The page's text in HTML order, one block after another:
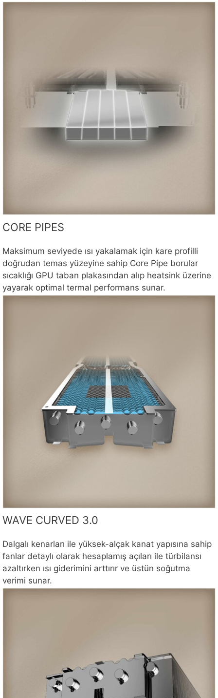
CORE PIPES
Maksimum seviyede ısı yakalamak için kare profilli
doğrudan temas yüzeyine sahip Core Pipe borular
sıcaklığı GPU taban plakasından alıp heatsink üzerine
yayarak optimal termal performans sunar.
WAVE CURVED 3.0
Dalgalı kenarları ile yüksek-alçak kanat yapısına sahip
fanlar detaylı olarak hesaplamış açıları ile türbilansı
azaltırken ısı giderimini arttırır ve üstün soğutma
verimi sunar.